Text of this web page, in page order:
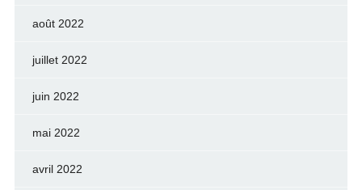
août 2022
juillet 2022
juin 2022
mai 2022
avril 2022